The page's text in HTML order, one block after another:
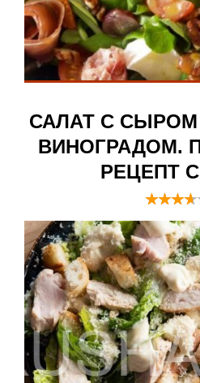
САЛАТ С
ВИНОГРАДОМ.
РЕЦЕПТ